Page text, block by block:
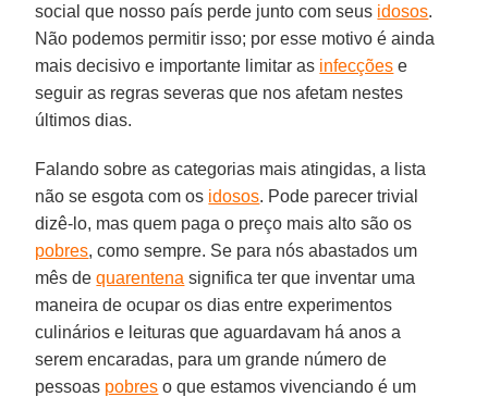
social que nosso país perde junto com seus idosos.
Não podemos permitir isso; por esse motivo é ainda
mais decisivo e importante limitar as infecções e
seguir as regras severas que nos afetam nestes
últimos dias.
Falando sobre as categorias mais atingidas, a lista
não se esgota com os idosos. Pode parecer trivial
dizê-lo, mas quem paga o preço mais alto são os
pobres, como sempre. Se para nós abastados um
mês dequarentena significa ter que inventar uma
maneira de ocupar os dias entre experimentos
culinários e leituras que aguardavam há anos a
serem encaradas, para um grande número de
pessoas pobres o que estamos vivenciando é um